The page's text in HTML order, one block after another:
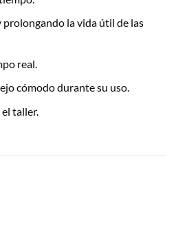
la vida útil de las
real.
cómodo durante su uso.
taller.